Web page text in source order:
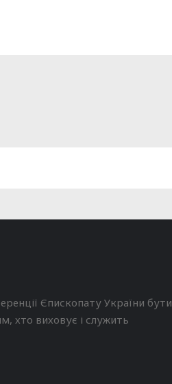
Єпископату України бути
хто виховує і служить